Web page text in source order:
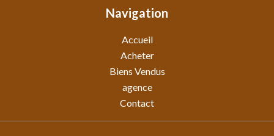
Navigation
Accueil
Acheter
Biens Vendus
agence
Contact